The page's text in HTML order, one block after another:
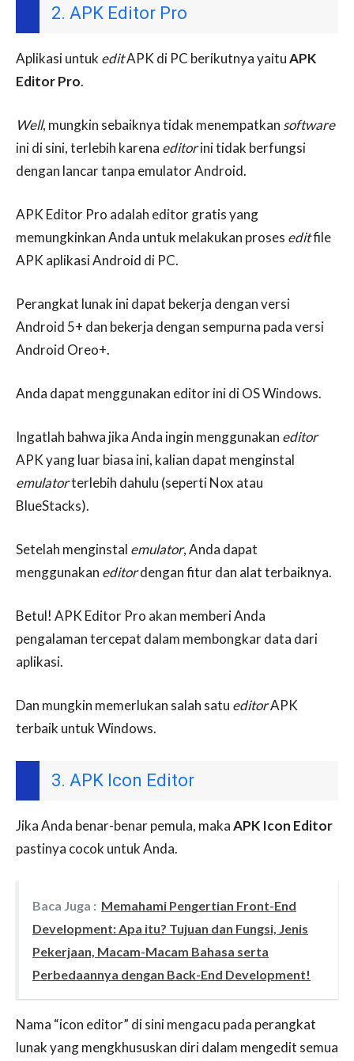
2. APK Editor Pro
Aplikasi untuk editAPK di PC berikutnya yaituAPK
Editor Pro.
Well, mungkin sebaiknya tidak menempatkan software
ini di sini, terlebih karena editorini tidak berfungsi
dengan lancar tanpa emulator Android.
APK Editor Pro adalah editor gratis yang
memungkinkan Anda untuk melakukan proses editfile
APK aplikasi Android di PC.
Perangkat lunak ini dapat bekerja dengan versi
Android 5+ dan bekerja dengan sempurna pada versi
Android Oreo+.
Anda dapat menggunakan editor ini di OS Windows.
Ingatlah bahwa jika Anda ingin menggunakan editor
APK yang luar biasa ini, kalian dapat menginstal
emulatorterlebih dahulu (seperti Nox atau
BlueStacks).
Setelah menginstal emulator, Anda dapat
menggunakan editordengan fitur dan alat terbaiknya.
Betul! APK Editor Pro akan memberi Anda
pengalaman tercepat dalam membongkar data dari
aplikasi.
Dan mungkin memerlukan salah satu editorAPK
terbaik untuk Windows.
3. APK Icon Editor
Jika Anda benar-benar pemula, makaAPK Icon Editor
pastinya cocok untuk Anda.
Baca Juga : Memahami Pengertian Front-End
Development: Apa itu? Tujuan dan Fungsi, Jenis
Pekerjaan, Macam-Macam Bahasa serta
Perbedaannya dengan Back-End Development!
Nama “icon editor” di sini mengacu pada perangkat
lunak yang mengkhususkan diri dalam mengedit semua